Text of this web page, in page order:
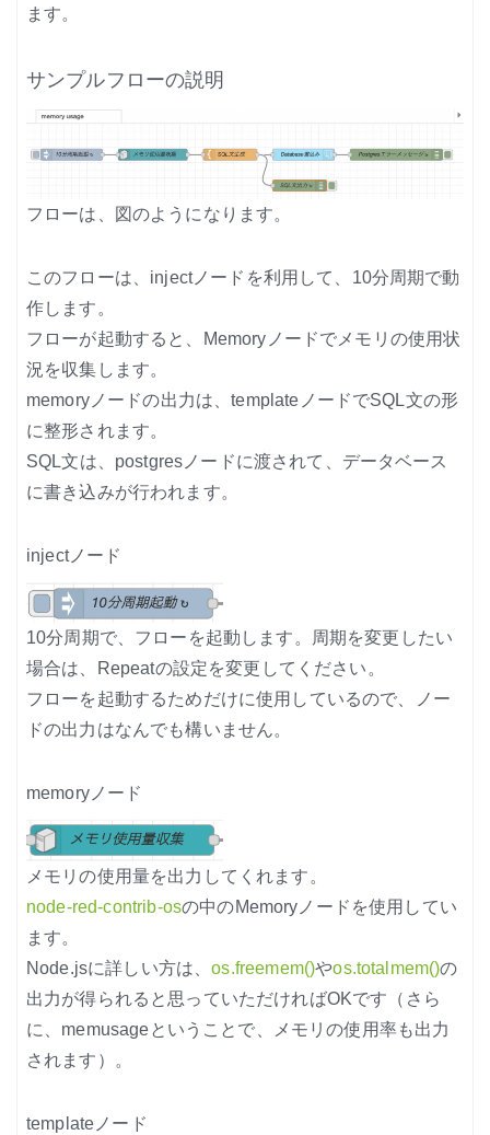
ます。
サンプルフローの説明
フローは、図のようになります。
このフローは、injectノードを利用して、10分周期で動
作します。
フローが起動すると、Memoryノードでメモリの使用状
況を収集します。
memoryノードの出力は、templateノードでSQL文の形
に整形されます。
SQL文は、postgresノードに渡されて、データベース
に書き込みが行われます。
injectノード
10分周期で、フローを起動します。周期を変更したい
場合は、Repeatの設定を変更してください。
フローを起動するためだけに使用しているので、ノー
ドの出力はなんでも構いません。
memoryノード
メモリの使用量を出力してくれます。
node-red-contrib-osの中のMemoryノードを使用してい
ます。
Node.jsに詳しい方は、os.freemem()やos.totalmem()の
出力が得られると思っていただければOKです（さら
に、memusageということで、メモリの使用率も出力
されます）。
templateノード